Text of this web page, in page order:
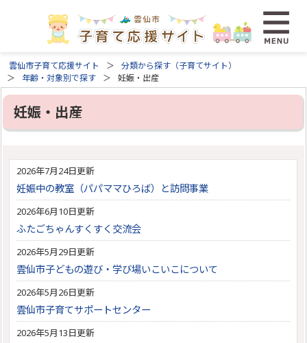
雲仙市子育て応援サイト
分類から探す（子育てサイト）
年齢・対象別で探す
妊娠・出産
妊娠・出産
2026年7月24日更新
妊娠中の教室（パパママひろば）と訪問事業
2026年6月10日更新
ふたごちゃんすくすく交流会
2026年5月29日更新
雲仙市子どもの遊び・学び場いこいこについて
2026年5月26日更新
雲仙市子育てサポートセンター
2026年5月13日更新